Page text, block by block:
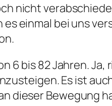
nicht
einmal bei uns
6 bis 82 Jahren.
Es ist
dieser Bewegung